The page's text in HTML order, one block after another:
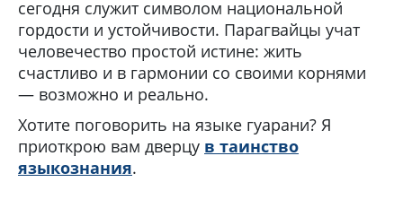
сегодня служит символом национальной
гордости и устойчивости. Парагвайцы учат
человечество простой истине: жить
счастливо и в гармонии со своими корнями
— возможно и реально.
Хотите поговорить на языке гуарани? Я
приоткрою вам дверцу в таинство
языкознания.